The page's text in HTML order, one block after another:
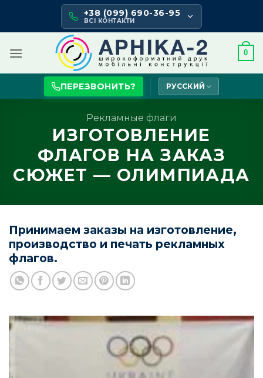
content
+38 (099) 690-36-95
ВСІ КОНТАКТИ
0
ПЕРЕЗВОНИТЬ? РУССКИЙ
Рекламные флаги
ИЗГОТОВЛЕНИЕ
ФЛАГОВ НА ЗАКАЗ
СЮЖЕТ — ОЛИМПИАДА
Принимаем заказы на изготовление,
производство и печать рекламных
флагов.